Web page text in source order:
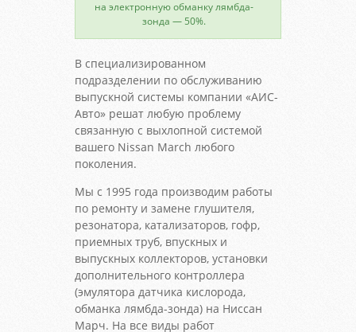
на электронную обманку лямбда-
зонда — 50%.
В специализированном
подразделении по обслуживанию
выпускной системы компании «АИС-
Авто» решат любую проблему
связанную с выхлопной системой
вашего Nissan March любого
поколения.
Мы с 1995 года производим работы
по ремонту и замене глушителя,
резонатора, катализаторов, гофр,
приемных труб, впускных и
выпускных коллекторов, установки
дополнительного контроллера
(эмулятора датчика кислорода,
обманка лямбда-зонда) на Ниссан
Марч. На все виды работ